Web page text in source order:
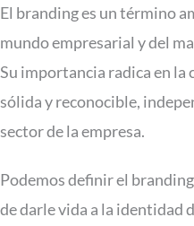
El branding es un término
mundo empresarial y del
Su importancia radica en la
sólida y reconocible,
sector de la empresa.
Podemos definir el
de darle vida a la identidad